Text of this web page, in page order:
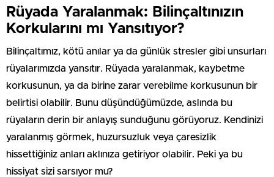
Rüyada Yaralanmak: Bilinçaltınızın
Korkularını mı Yansıtıyor?
Bilinçaltımız, kötü anılar ya da günlük stresler gibi unsurları
rüyalarımızda yansıtır. Rüyada yaralanmak, kaybetme
korkusunun, ya da birine zarar verebilme korkusunun bir
belirtisi olabilir. Bunu düşündüğümüzde, aslında bu
rüyaların derin bir anlayış sunduğunu görüyoruz. Kendinizi
yaralanmış görmek, huzursuzluk veya çaresizlik
hissettiğiniz anları aklınıza getiriyor olabilir. Peki ya bu
hissiyat sizi sarsıyor mu?